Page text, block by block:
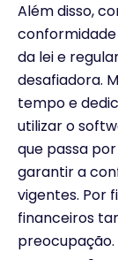
Além disso,
da lei e
desafiadora.
tempo e
utilizar o
que passa
garantir a
vigentes. Por
financeiros